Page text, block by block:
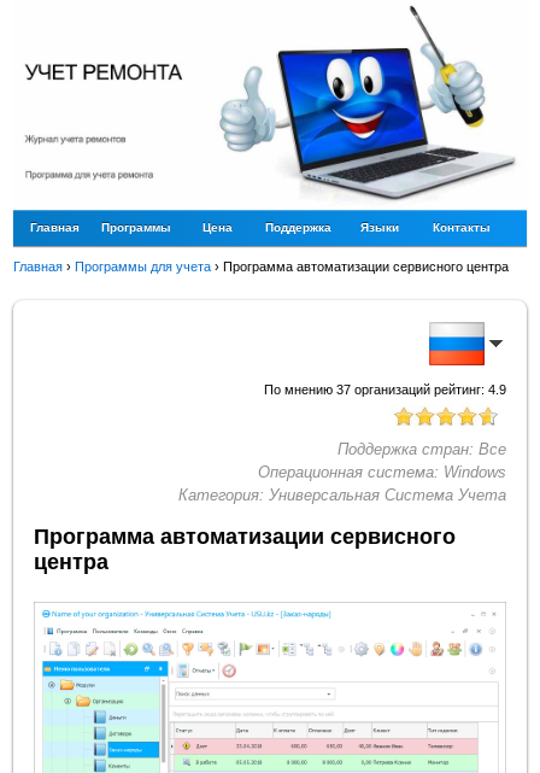
Главная Программы Цена Поддержка Языки Контакты
Главная ›Программы для учета ›Программа автоматизации сервисного центра
По мнению 37организаций рейтинг: 4.9
Поддержка стран: Все
Операционная система: Windows
Категория: Универсальная Система Учета
Программа автоматизации сервисного
центра